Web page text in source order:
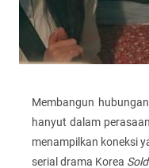
Membangun
hanyut dalam
menampilkan koneksi
serial drama Korea